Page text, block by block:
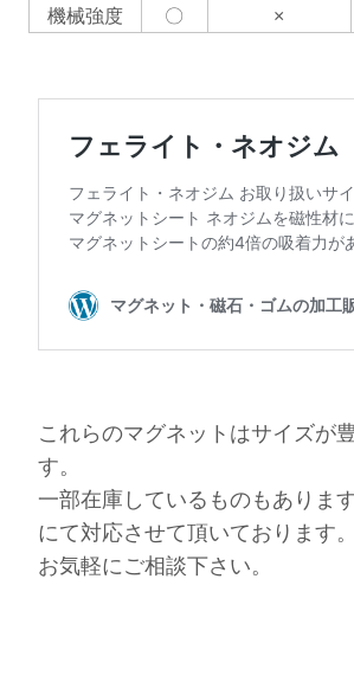
機械強度
〇 ×
これらのマグネットはサイズが
す。
一部在庫しているものもありま
にて対応させて頂いております。
お気軽にご相談下さい。